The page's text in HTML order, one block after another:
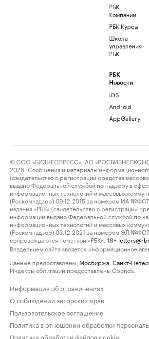
РБК
Компании
РБК Курсы
Школа
управления
РБК
РБК
Новости
iOS
Android
AppGallery
© ООО «БИЗНЕСПРЕСС», АО
2026. Сообщения и материалы информационного
(свидетельство о регистрации средства
выдано Федеральной службой по надзору в
информационных технологий и массовых
(Роскомнадзор) 09.12.2015 за номером ИА
издания «РБК» (свидетельство о регистрации
информации выдано Федеральной службой по
информационных технологий и массовых
(Роскомнадзор) 03.12.2021 за номером ЭЛ
сопровождаются пометкой «РБК».
18+
Владельцем сайта является информационное
Данные предоставлены: Мосбиржа Санкт-
Индексы облигаций предоставлены Cbonds.
Информация об ограничениях
О соблюдении авторских прав
Пользовательское соглашение
Политика в отношении обработки
Политика обработки файлов cookie